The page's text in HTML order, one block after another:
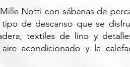
Notti con sábanas de
de descanso que se
textiles de lino y
acondicionado y la